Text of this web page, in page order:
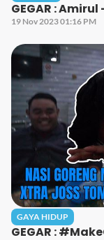
GEGAR :
19 Nov 2023 01:16 PM
GAYA HIDUP
GEGAR :